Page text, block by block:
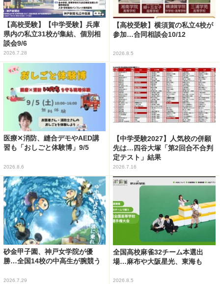
【高校受験】【中学受験】兵庫
県内の私立31校が集結、個別相
談会9/6
2026.7.28
【高校受験】横須賀の私立4校が
参加…合同相談会10/12
2026.8.5
医療✕消防、縫合デモやAED講
習も「おしごと体験博」9/5
2026.8.6
【中学受験2027】人気校の併願
先は…四谷大塚「第2回合不合判
定テスト」結果
2026.7.16
砂金甲子園、神戸女学院が優
勝…全国14校の中高生が腕競う
2026.7.29
全国高校麻雀32チーム本選出
場…麻布や大阪星光、東海も
2026.8.5